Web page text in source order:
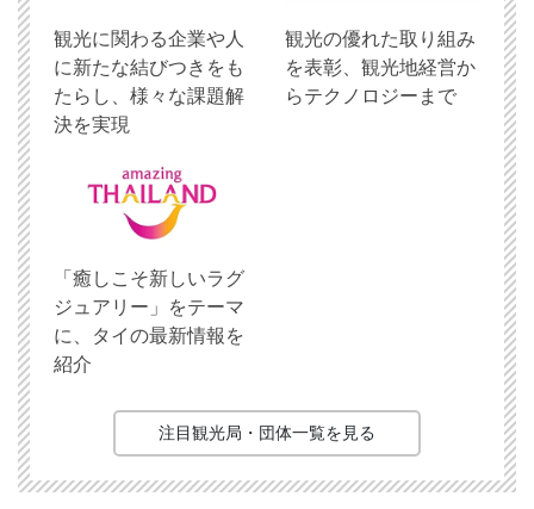
観光に関わる企業や人
に新たな結びつきをも
たらし、様々な課題解
決を実現
観光の優れた取り組み
を表彰、観光地経営か
らテクノロジーまで
「癒しこそ新しいラグ
ジュアリー」をテーマ
に、タイの最新情報を
紹介
注目観光局・団体一覧を見る